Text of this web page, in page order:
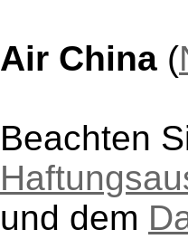
Air China (
Beachten
und dem